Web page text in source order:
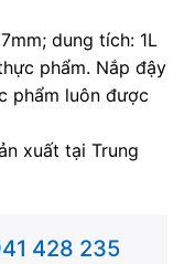
dung tích: 1L
phẩm. Nắp đậy
phẩm luôn được
xuất tại Trung
428 235